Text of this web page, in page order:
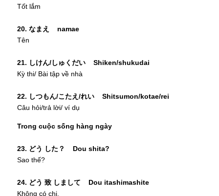
Tốt lắm
20. なまえ namae
Tên
21. しけん/しゅくだい Shiken/shukudai
Kỳ thi/ Bài tập về nhà
22. しつもん/こたえ/れい Shitsumon/kotae/rei
Câu hỏi/trả lời/ ví dụ
Trong cuộc sống hàng ngày
23. どう した？ Dou shita?
Sao thế?
​24. どう 致 しまして Dou itashimashite
Không có chi.